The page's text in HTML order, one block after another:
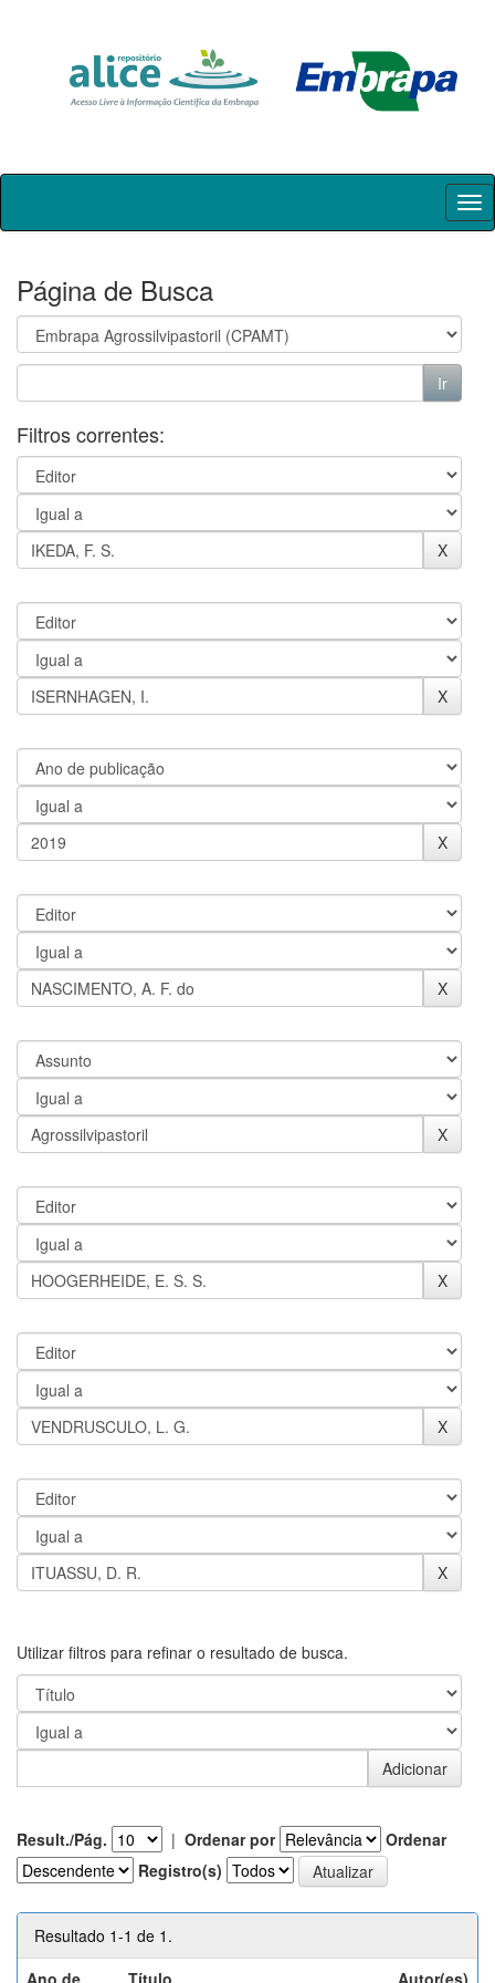
Skip
Página de Busca
Filtros correntes:
Utilizar filtros para refinar o resultado de busca.
Result./Pág. | Ordenar por
Ordenar
Registro(s)
Resultado 1-1 de 1.
Ano de
Título Autor(es)